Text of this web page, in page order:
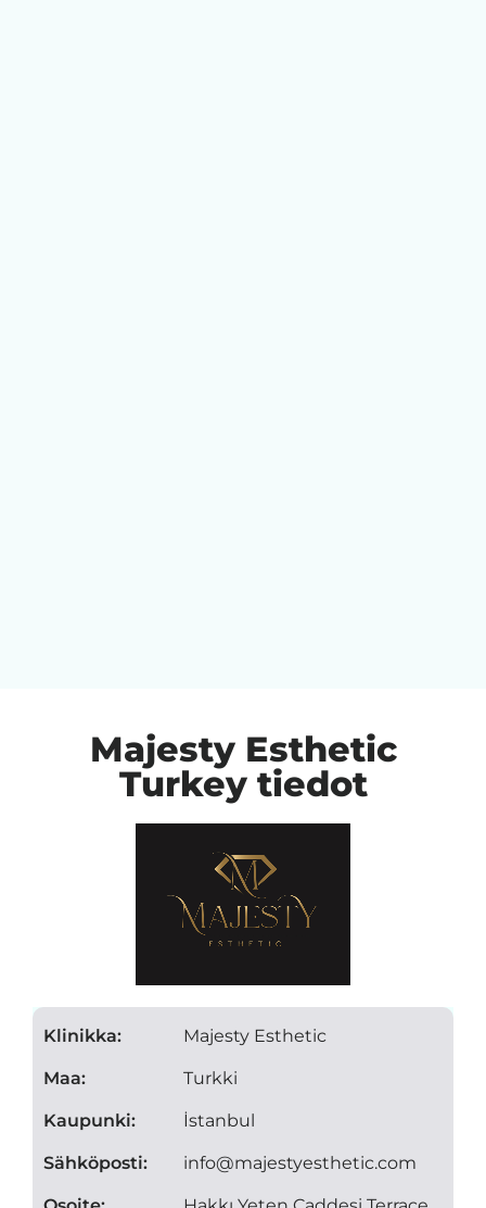
Majesty Esthetic
Turkey tiedot
Klinikka:
Maa:
Kaupunki:
Sähköposti:
Majesty Esthetic
Turkki
İstanbul
info@majestyesthetic.com